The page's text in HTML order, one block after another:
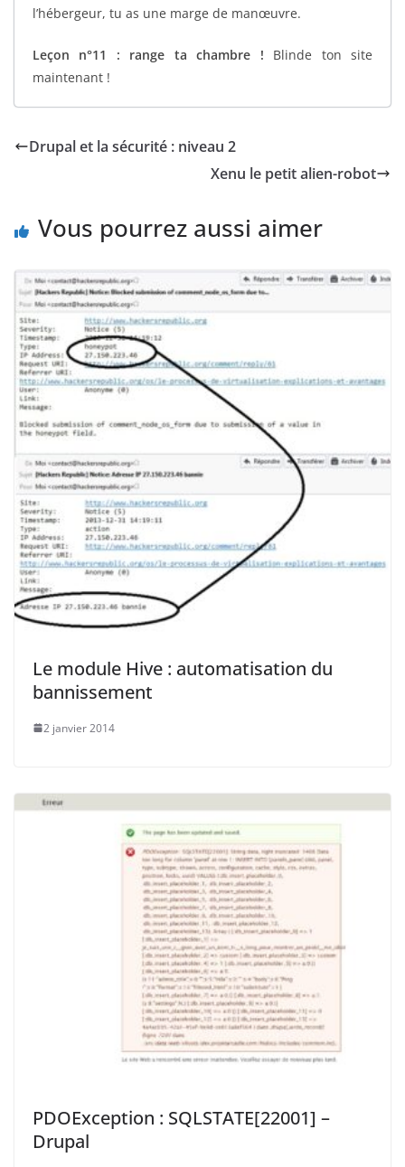
l’hébergeur, tu as une marge de manœuvre.
Leçon n°11 : range ta chambre ! Blinde ton site
maintenant !
Drupal et la sécurité : niveau 2
Xenu le petit alien-robot
Vous pourrez aussi aimer
Le module Hive : automatisation du
bannissement
2 janvier 2014
PDOException : SQLSTATE[22001] –
Drupal